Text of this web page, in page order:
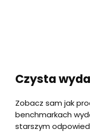
Czysta
Zobacz sam jak
benchmarkach
starszym